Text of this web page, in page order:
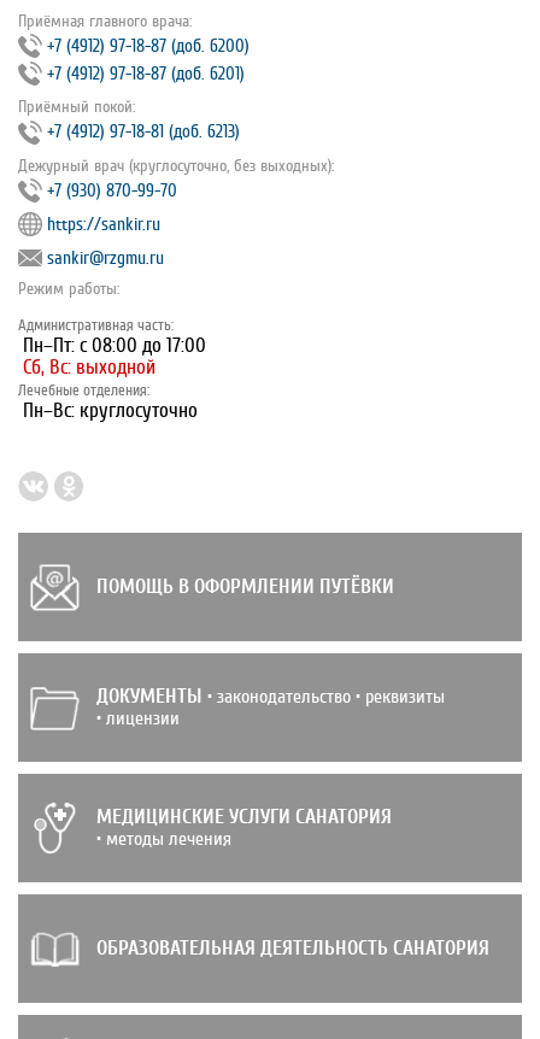
Приёмная главного врача:
+7 (4912) 97‐18‐87 (доб. 6200)
+7 (4912) 97‐18‐87 (доб. 6201)
Приёмный покой:
+7 (4912) 97‐18‐81 (доб. 6213)
Дежурный врач (круглосуточно, без выходных):
+7 (930) 870-99-70
https://sankir.ru
sankir@rzgmu.ru
Режим работы:
Административная часть:
Пн–Пт: с 08:00 до 17:00
Сб, Вс: выходной
Лечебные отделения:
Пн–Вс: круглосуточно
ПОМОЩЬ В ОФОРМЛЕНИИ ПУТЁВКИ
ДОКУМЕНТЫ • законодательство • реквизиты
• лицензии
МЕДИЦИНСКИЕ УСЛУГИ САНАТОРИЯ
• методы лечения
ОБРАЗОВАТЕЛЬНАЯ ДЕЯТЕЛЬНОСТЬ САНАТОРИЯ